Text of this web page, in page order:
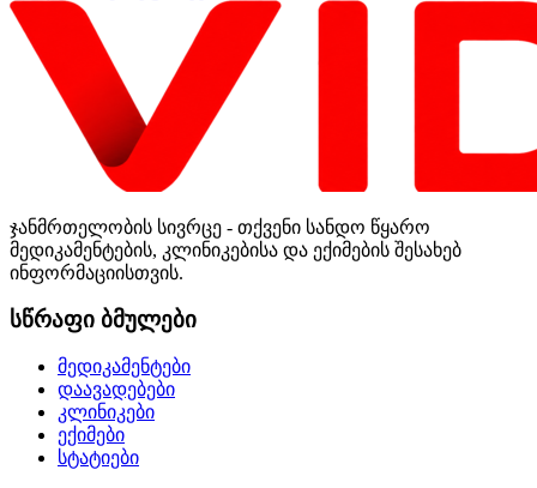
ჯანმრთელობის სივრცე - თქვენი სანდო წყარო
მედიკამენტების, კლინიკებისა და ექიმების შესახებ
ინფორმაციისთვის.
სწრაფი ბმულები
მედიკამენტები
დაავადებები
კლინიკები
ექიმები
სტატიები